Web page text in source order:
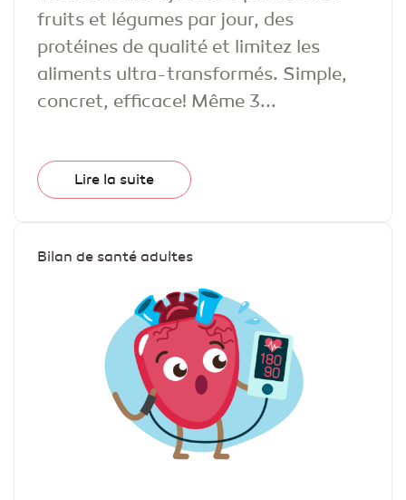
fruits et légumes par jour, des
protéines de qualité et limitez les
aliments ultra-transformés. Simple,
concret, efficace! Même 3...
Lire la suite
Bilan de santé adultes